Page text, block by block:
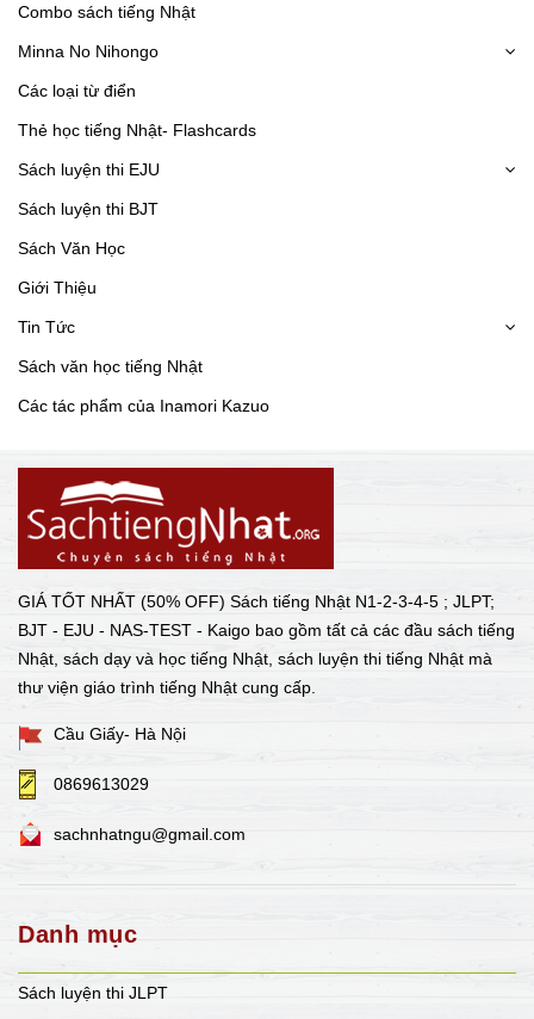
Combo sách tiếng Nhật
Minna No Nihongo
Các loại từ điển
Thẻ học tiếng Nhật- Flashcards
Sách luyện thi EJU
Sách luyện thi BJT
Sách Văn Học
Giới Thiệu
Tin Tức
Sách văn học tiếng Nhật
Các tác phẩm của Inamori Kazuo
GIÁ TỐT NHẤT (50% OFF) Sách tiếng Nhật N1-2-3-4-5 ; JLPT;
BJT - EJU - NAS-TEST - Kaigo bao gồm tất cả các đầu sách tiếng
Nhật, sách dạy và học tiếng Nhật, sách luyện thi tiếng Nhật mà
thư viện giáo trình tiếng Nhật cung cấp.
Cầu Giấy- Hà Nội
0869613029
sachnhatngu@gmail.com
Danh mục
Sách luyện thi JLPT